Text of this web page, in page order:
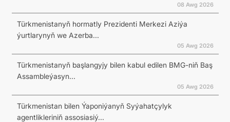
08 Awg 2026
Türkmenistanyň hormatly Prezidenti Merkezi Aziýa
ýurtlarynyň we Azerba...
05 Awg 2026
Türkmenistanyň başlangyjy bilen kabul edilen BMG-niň Baş
Assambleýasyn...
05 Awg 2026
Türkmenistan bilen Ýaponiýanyň Syýahatçylyk
agentlikleriniň assosiasiý...